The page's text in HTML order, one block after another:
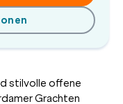
stilvolle offene
Grachten